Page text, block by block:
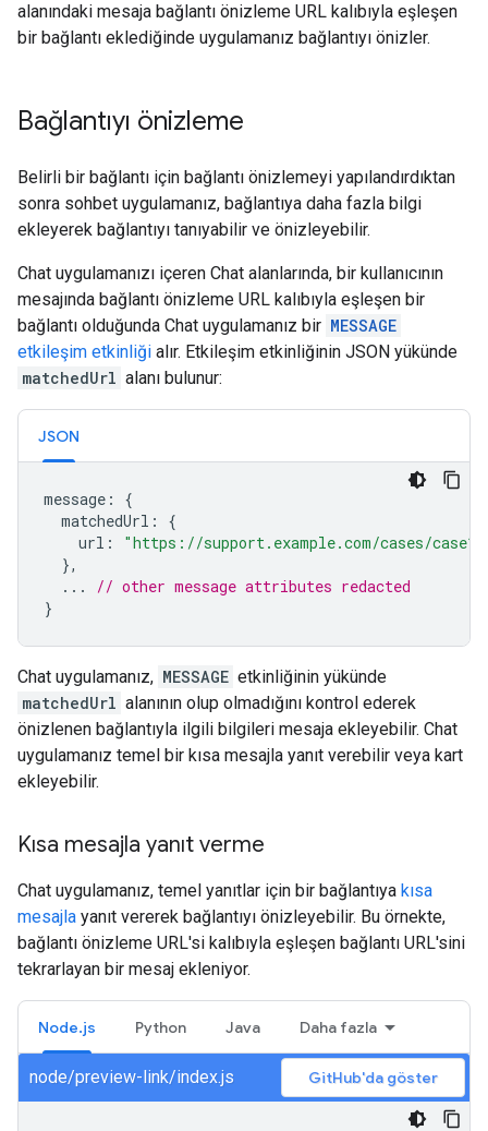
alanındaki mesaja bağlantı önizleme URL kalıbıyla eşleşen
bir bağlantı eklediğinde uygulamanız bağlantıyı önizler.
Bağlantıyı önizleme
Belirli bir bağlantı için bağlantı önizlemeyi yapılandırdıktan
sonra sohbet uygulamanız, bağlantıya daha fazla bilgi
ekleyerek bağlantıyı tanıyabilir ve önizleyebilir.
Chat uygulamanızı içeren Chat alanlarında, bir kullanıcının
mesajında bağlantı önizleme URL kalıbıyla eşleşen bir
bağlantı olduğunda Chat uygulamanız bir MESSAGE
etkileşim etkinliği alır. Etkileşim etkinliğinin JSON yükünde
matchedUrl alanı bulunur:
JSON
message :
{
matchedUrl :
{
url :
"https://support.example.com/cases/
},
...
// other message attributes redacted
}
Chat uygulamanız, MESSAGE etkinliğinin yükünde
matchedUrl alanının olup olmadığını kontrol ederek
önizlenen bağlantıyla ilgili bilgileri mesaja ekleyebilir. Chat
uygulamanız temel bir kısa mesajla yanıt verebilir veya kart
ekleyebilir.
Kısa mesajla yanıt verme
Chat uygulamanız, temel yanıtlar için bir bağlantıya kısa
mesajla yanıt vererek bağlantıyı önizleyebilir. Bu örnekte,
bağlantı önizleme URL'si kalıbıyla eşleşen bağlantı URL'sini
tekrarlayan bir mesaj ekleniyor.
Node.js Python Java Daha fazla
node/preview-link/index.js GitHub'da göster